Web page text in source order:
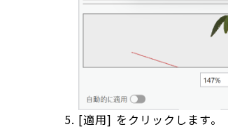
[適用] をクリックします。